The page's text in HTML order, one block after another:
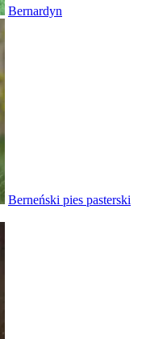
Bernardyn
Berneński pies pasterski